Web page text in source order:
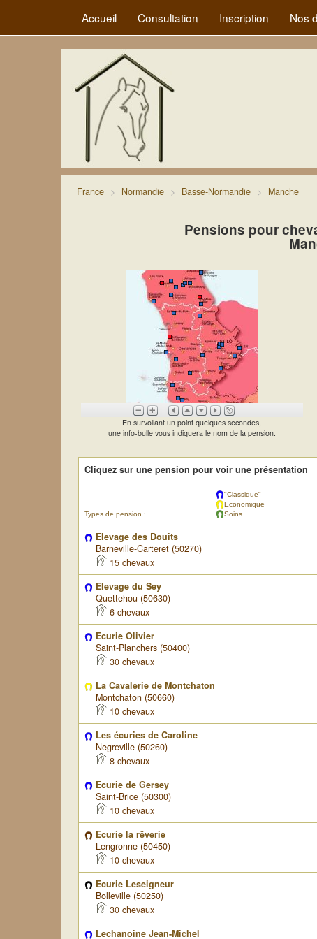
Accueil Consultation Inscription Nos
France Normandie Basse-Normandie Manche
Pensions pour
En survollant un point quelques secondes,
une info-bulle vous indiquera le nom de la pension.
Cliquez sur une pension pour voir une présentation
Types de pension :
"Classique"
Economique
Soins
Elevage des Douits
Barneville-Carteret (50270)
15 chevaux
Elevage du Sey
Quettehou (50630)
6 chevaux
Ecurie Olivier
Saint-Planchers (50400)
30 chevaux
La Cavalerie de Montchaton
Montchaton (50660)
10 chevaux
Les écuries de Caroline
Negreville (50260)
8 chevaux
Ecurie de Gersey
Saint-Brice (50300)
10 chevaux
Ecurie la rêverie
Lengronne (50450)
10 chevaux
Ecurie Leseigneur
Bolleville (50250)
30 chevaux
Lechanoine Jean-Michel